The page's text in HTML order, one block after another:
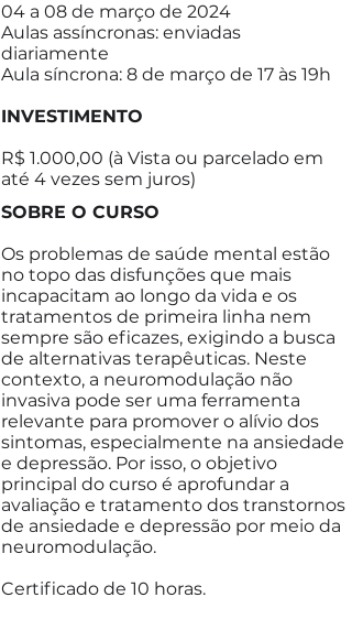
04 a 08 de março de 2024
Aulas assíncronas: enviadas
diariamente
Aula síncrona: 8 de março de 17 às 19h
INVESTIMENTO
R$ 1.000,00 (à Vista ou parcelado em
até 4 vezes sem juros)
SOBRE O CURSO
Os problemas de saúde mental estão
no topo das disfunções que mais
incapacitam ao longo da vida e os
tratamentos de primeira linha nem
sempre são eficazes, exigindo a busca
de alternativas terapêuticas. Neste
contexto, a neuromodulação não
invasiva pode ser uma ferramenta
relevante para promover o alívio dos
sintomas, especialmente na ansiedade
e depressão. Por isso, o objetivo
principal do curso é aprofundar a
avaliação e tratamento dos transtornos
de ansiedade e depressão por meio da
neuromodulação.
Certificado de 10 horas.